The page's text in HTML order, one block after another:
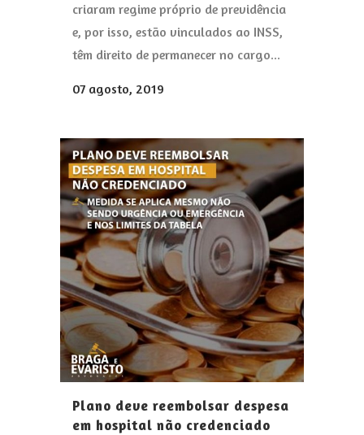
criaram regime próprio de previdência
e, por isso, estão vinculados ao INSS,
têm direito de permanecer no cargo...
07 agosto, 2019
Plano deve reembolsar despesa
em hospital não credenciado